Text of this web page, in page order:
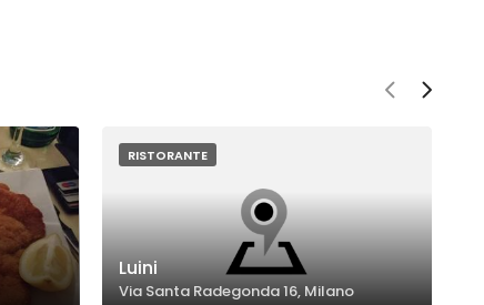
RISTORANTE
Luini
Via Santa Radegonda 16, Milano